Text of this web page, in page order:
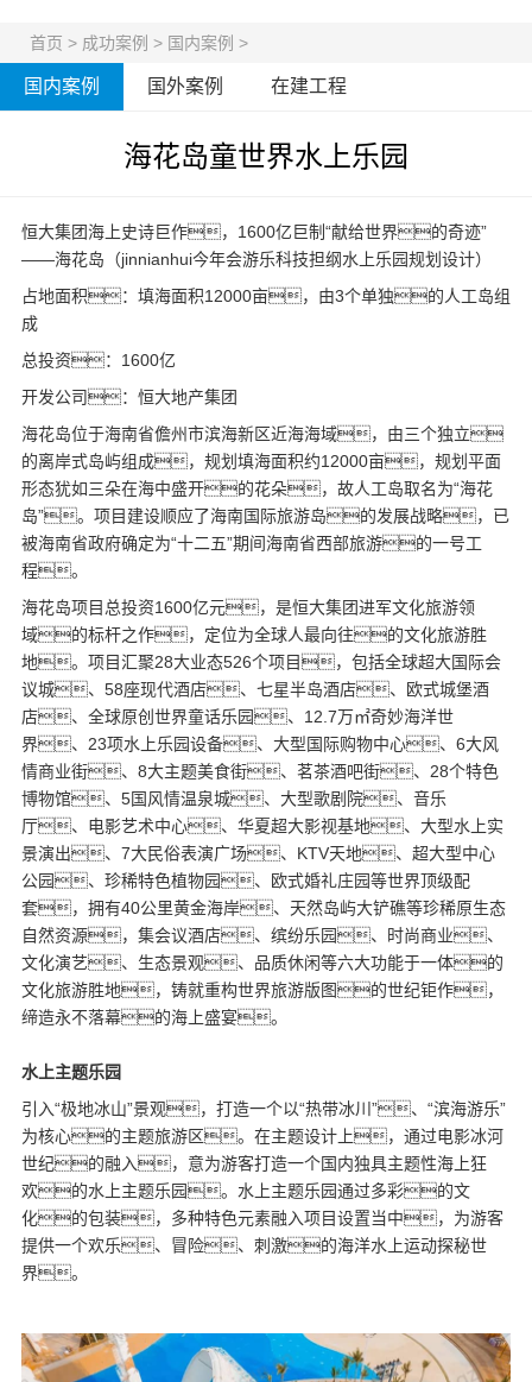
首页 > 成功案例 > 国内案例 >
国内案例 国外案例 在建工程
海花岛童世界水上乐园
恒大集团海上史诗巨作，1600亿巨制“献给世界的奇迹”
——海花岛（jinnianhui今年会游乐科技担纲水上乐园规划 设计）
占地面积：填海面积12000亩，由3个单独的人工岛组
成
总投资：1600亿
开发公司：恒大地产集团
海花岛位于海南省儋州市滨海新区近海海域，由三个独立
的离岸式岛屿组成，规划填海面积约12000亩，规划平面
形态犹如三朵在海中盛开的花朵，故人工岛取名为“海花
岛”。项目建设顺应了海南国际旅游岛的发展战略，已
被海南省政府确定为“十二五”期间海南省西部旅游的一号工
程。
海花岛项目总投资1600亿元，是恒大集团进军文化旅游领
域的标杆之作，定位为全球人最向往的文化旅游胜
地。项目汇聚28大业态526个项目，包括全球超大国际会
议城、58座现代酒店、七星半岛酒店、欧式城堡酒
店、全球原创世界童话乐园、12.7万㎡奇妙海洋世
界、23项水上乐园设备、大型国际购物中心、6大风
情商业街、8大主题美食街、茗茶酒吧街、28个特色
博物馆、5国风情温泉城、大型歌剧院、音乐
厅、电影艺术中心、华夏超大影视基地、大型水上实
景演出、7大民俗表演广场、KTV天地、超大型中心
公园、珍稀特色植物园、欧式婚礼庄园等世界顶级配
套，拥有40公里黄金海岸、天然岛屿大铲礁等珍稀原生态
自然资源，集会议酒店、缤纷乐园、时尚商业、
文化演艺、生态景观、品质休闲等六大功能于一体的
文化旅游胜地，铸就重构世界旅游版图的世纪钜作，
缔造永不落幕的海上盛宴。
水上主题乐园
引入“极地冰山”景观，打造一个以“热带冰川”、“滨海游乐”
为核心的主题旅游区。在主题设计上，通过电影冰河
世纪的融入，意为游客打造一个国内独具主题性海上狂
欢的水上主题乐园。水上主题乐园通过多彩的文
化的包装，多种特色元素融入项目设置当中，为游客
提供一个欢乐、冒险、刺激的海洋水上运动探秘世
界。